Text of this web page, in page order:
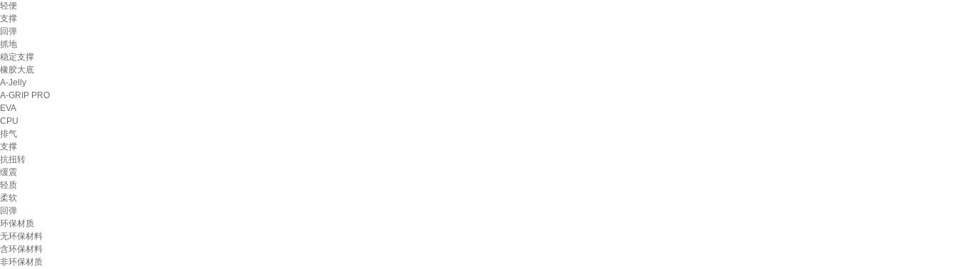
轻便
支撑
回弹
抓地
稳定支撑
橡胶大底
A-Jelly
A-GRIP PRO
EVA
CPU
排气
支撑
抗扭转
缓震
轻质
柔软
回弹
环保材质
无环保材料
含环保材料
非环保材质